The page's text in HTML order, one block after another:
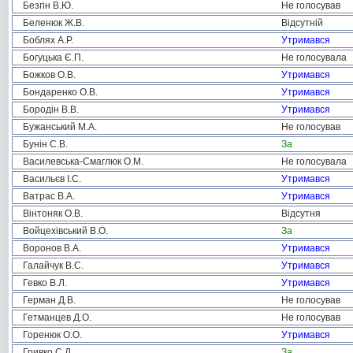
Безгін В.Ю.
Не голосував
Беленюк Ж.В.
Відсутній
Боблях А.Р.
Утримався
Богуцька Є.П.
Не голосувала
Божков О.В.
Утримався
Бондаренко О.В.
Утримався
Бородін В.В.
Утримався
Бужанський М.А.
Не голосував
Бунін С.В.
За
Василевська-Смаглюк О.М.
Не голосувала
Васильєв І.С.
Утримався
Ватрас В.А.
Утримався
Вінтоняк О.В.
Відсутня
Войцехівський В.О.
За
Воронов В.А.
Утримався
Галайчук В.С.
Утримався
Гевко В.Л.
Утримався
Герман Д.В.
Не голосував
Гетманцев Д.О.
Не голосував
Горенюк О.О.
Утримався